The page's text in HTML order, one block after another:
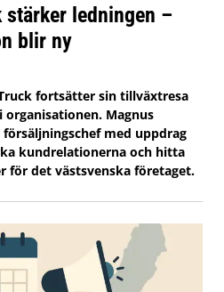
ledningen –
blir ny
fortsätter sin tillväxtresa
Magnus
med uppdrag
kundrelationerna och hitta
för det västsvenska företaget.